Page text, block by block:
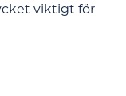
viktigt för